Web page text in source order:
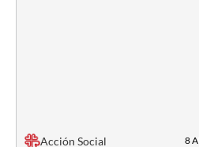
Acción Social 8